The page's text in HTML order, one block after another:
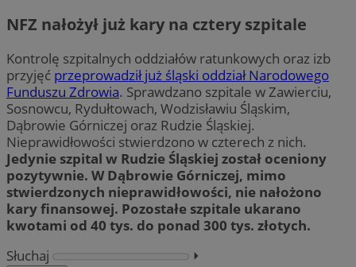
NFZ nałożył już kary na cztery szpitale
Kontrolę szpitalnych oddziałów ratunkowych oraz izb
przyjęć przeprowadził już śląski oddział Narodowego
Funduszu Zdrowia. Sprawdzano szpitale w Zawierciu,
Sosnowcu, Rydułtowach, Wodzisławiu Śląskim,
Dąbrowie Górniczej oraz Rudzie Śląskiej.
Nieprawidłowości stwierdzono w czterech z nich.
Jedynie szpital w Rudzie Śląskiej został oceniony
pozytywnie. W Dąbrowie Górniczej, mimo
stwierdzonych nieprawidłowości, nie nałożono
kary finansowej. Pozostałe szpitale ukarano
kwotami od 40 tys. do ponad 300 tys. złotych.
Słuchaj
⏵︎